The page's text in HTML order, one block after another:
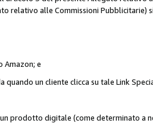
relativo alle Commissioni Pubblicitarie)
Amazon; e
un cliente clicca su tale Link
prodotto digitale (come determinato a